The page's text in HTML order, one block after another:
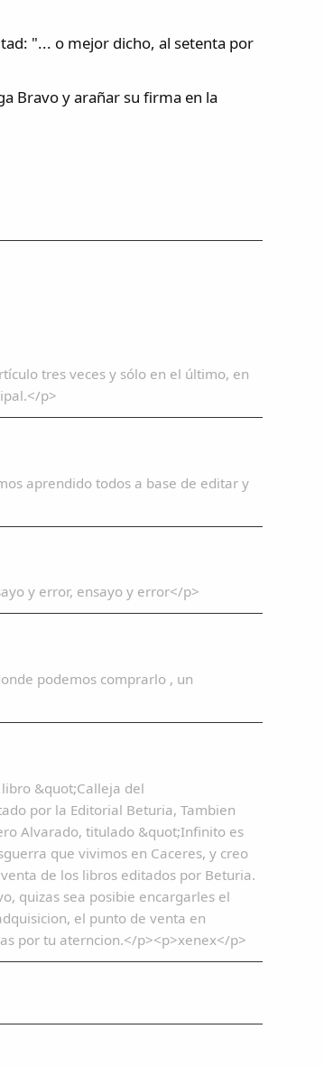
"... o mejor dicho, al setenta por
Bravo y arañar su firma en la
tres veces y sólo en el último, en
p>
aprendido todos a base de editar y
y error, ensayo y error</p>
podemos comprarlo , un
&quot;Calleja del
por la Editorial Beturia, Tambien
Alvarado, titulado &quot;Infinito es
que vivimos en Caceres, y creo
de los libros editados por Beturia.
quizas sea posibie encargarles el
el punto de venta en
por tu aterncion.</p><p>xenex</p>